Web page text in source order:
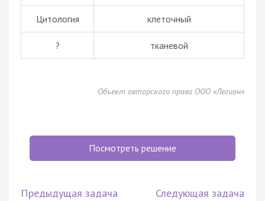
Цитология клеточный
? тканевой
Объект авторского права ООО «Легион»
Посмотреть решение
Предыдущая задача Следующая задача